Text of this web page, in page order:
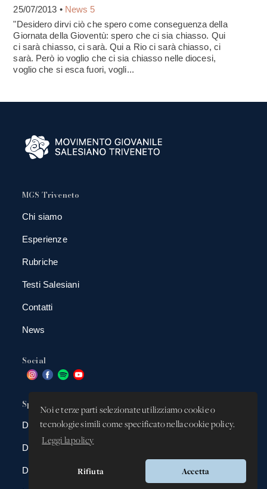
Noi e terze parti selezionate utilizziamo cookie o
tecnologie simili come specificato nella cookie policy.
Leggi la policy
Rifiuta Accetta
25/07/2013 • News 5
"Desidero dirvi ciò che spero come conseguenza della
Giornata della Gioventù: spero che ci sia chiasso. Qui
ci sarà chiasso, ci sarà. Qui a Rio ci sarà chiasso, ci
sarà. Però io voglio che ci sia chiasso nelle diocesi,
voglio che si esca fuori, vogli...
MGS Triveneto
Chi siamo
Esperienze
Rubriche
Testi Salesiani
Contatti
News
Social
Spazio app
DBAnima
DBContest
DBDrive